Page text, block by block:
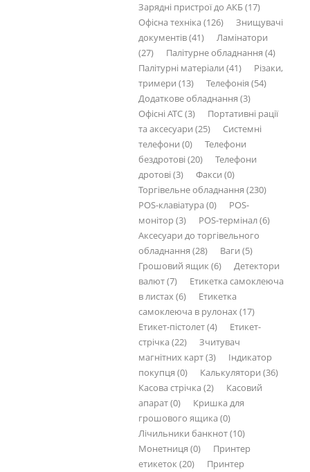
Зарядні пристрої до АКБ (17)
Офісна техніка (126)
Знищувачі
документів (41)
Ламінатори
(27)
Палітурне обладнання (4)
Палітурні матеріали (41)
Різаки,
тримери (13)
Телефонія (54)
Додаткове обладнання (3)
Офісні АТС (3)
Портативні рації
та аксесуари (25)
Системні
телефони (0)
Телефони
бездротові (20)
Телефони
дротові (3)
Факси (0)
Торгівельне обладнання (230)
POS-клавіатура (0)
POS-
монітор (3)
POS-термінал (6)
Аксесуари до торгівельного
обладнання (28)
Ваги (5)
Грошовий ящик (6)
Детектори
валют (7)
Етикетка самоклеюча
в листах (6)
Етикетка
самоклеюча в рулонах (17)
Етикет-пістолет (4)
Етикет-
стрічка (22)
Зчитувач
магнітних карт (3)
Індикатор
покупця (0)
Калькулятори (36)
Касова стрічка (2)
Касовий
апарат (0)
Кришка для
грошового ящика (0)
Лічильники банкнот (10)
Монетниця (0)
Принтер
етикеток (20)
Принтер